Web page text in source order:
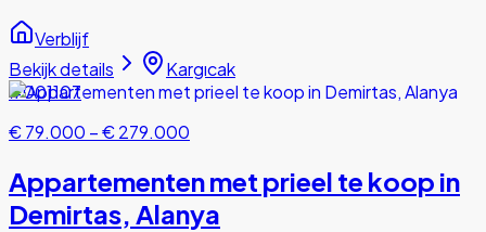
Verblijf
Bekijk details
Kargıcak
#001107
€ 79.000 –€ 279.000
Appartementen met prieel te koop in
Demirtas, Alanya